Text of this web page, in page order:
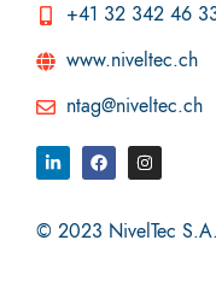
+41 32 342 46
www.niveltec.ch
ntag@niveltec.ch
© 2023 NivelTec S.A.